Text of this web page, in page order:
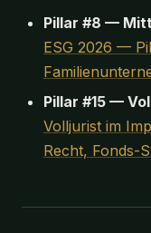
Pillar #8 —
ESG 2026 —
Pillar #15 —
Volljurist im
Recht, Fonds-